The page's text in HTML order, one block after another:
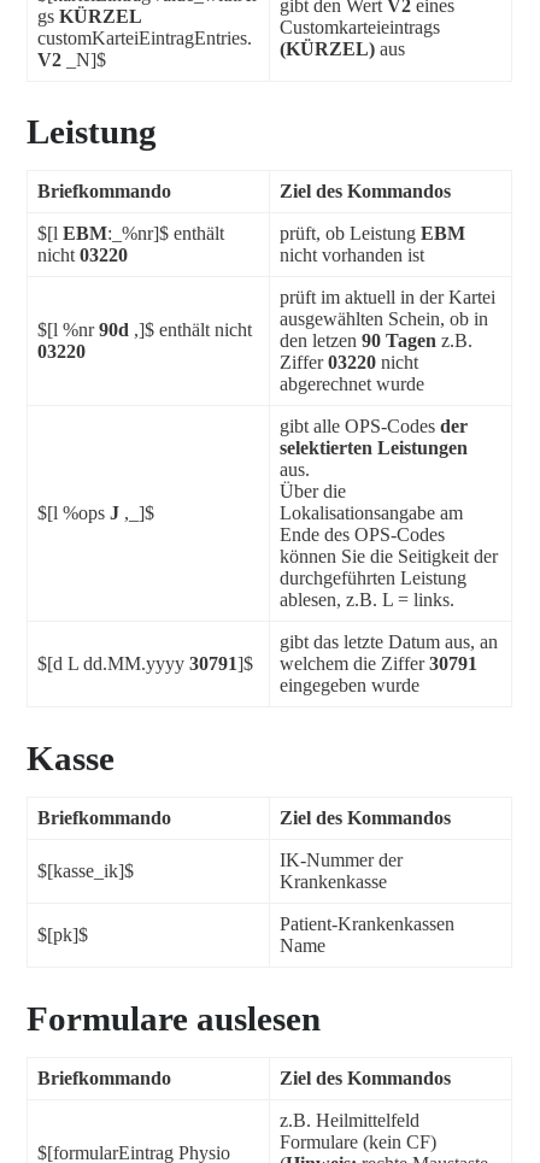
gs KÜRZEL
customKarteiEintragEntries.
V2 _N]$
gibt den Wert V2 eines
Customkarteieintrags
(KÜRZEL) aus
Leistung
Briefkommando Ziel des Kommandos
$[l EBM:_%nr]$ enthält
nicht 03220
prüft, ob Leistung EBM
nicht vorhanden ist
$[l %nr90d ,]$ enthält nicht
03220
prüft im aktuell in der Kartei
ausgewählten Schein, ob in
den letzen 90 Tagen z.B.
Ziffer03220 nicht
abgerechnet wurde
$[l %ops J ,_]$
gibt alle OPS-Codes der
selektierten Leistungen
aus.
Über die
Lokalisationsangabe am
Ende des OPS-Codes
können Sie die Seitigkeit der
durchgeführten Leistung
ablesen, z.B. L = links.
$[d L dd.MM.yyyy 30791]$
gibt das letzte Datum aus, an
welchem die Ziffer30791
eingegeben wurde
Kasse
Briefkommando Ziel des Kommandos
$[kasse_ik]$
IK-Nummer der
Krankenkasse
$[pk]$
Patient-Krankenkassen
Name
Formulare auslesen
Briefkommando Ziel des Kommandos
$[formularEintrag Physio
z.B. Heilmittelfeld
Formulare (kein CF)